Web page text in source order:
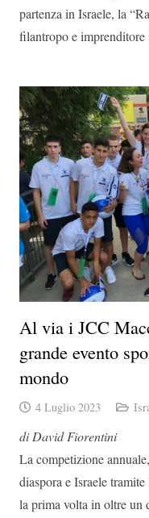
partenza in Israele, la
filantropo e imprenditore
Al via i JCC
grande evento
mondo
4 Luglio 2023
di David Fiorentini
La competizione
diaspora e Israele
la prima volta in oltre un